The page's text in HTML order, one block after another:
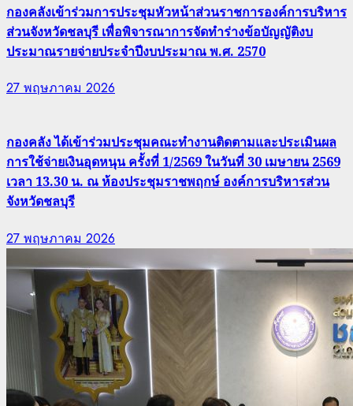
กองคลังเข้าร่วมการประชุมหัวหน้าส่วนราชการองค์การบริหาร
ส่วนจังหวัดชลบุรี เพื่อพิจารณาการจัดทำร่างข้อบัญญัติงบ
ประมาณรายจ่ายประจำปีงบประมาณ พ.ศ. 2570
27 พฤษภาคม 2026
กองคลัง ได้เข้าร่วมประชุมคณะทำงานติดตามและประเมินผล
การใช้จ่ายเงินอุดหนุน ครั้งที่ 1/2569 ในวันที่ 30 เมษายน 2569
เวลา 13.30 น. ณ ห้องประชุมราชพฤกษ์ องค์การบริหารส่วน
จังหวัดชลบุรี
27 พฤษภาคม 2026